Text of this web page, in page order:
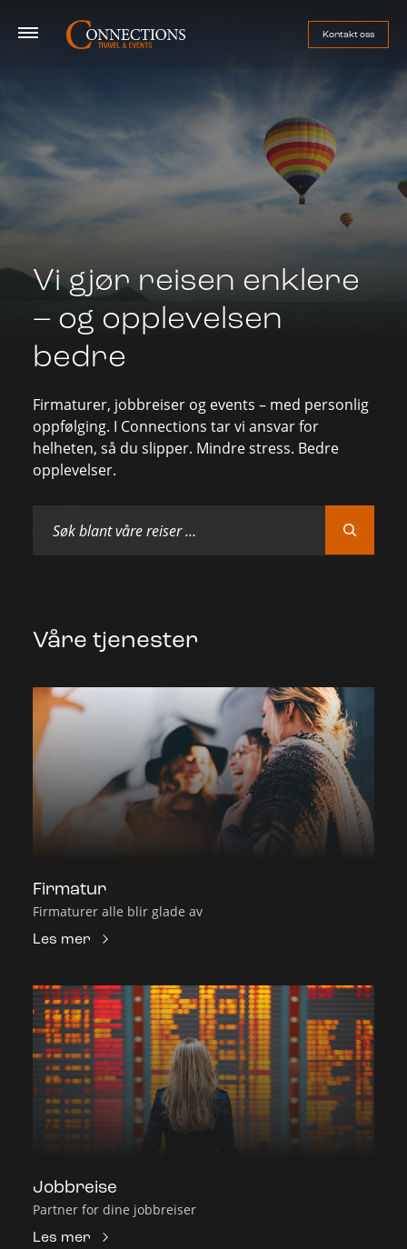
Firmatur
Jobbreise
Sport
Om oss
Håndball-EM 2026
Kontakt oss
Vi gjør reisen enklere
– og opplevelsen
bedre
Firmaturer, jobbreiser og events – med personlig
oppfølging. I Connections tar vi ansvar for
helheten, så du slipper. Mindre stress. Bedre
opplevelser.
Våre tjenester
Firmatur
Firmaturer alle blir glade av
Les mer
Jobbreise
Partner for dine jobbreiser
Les mer